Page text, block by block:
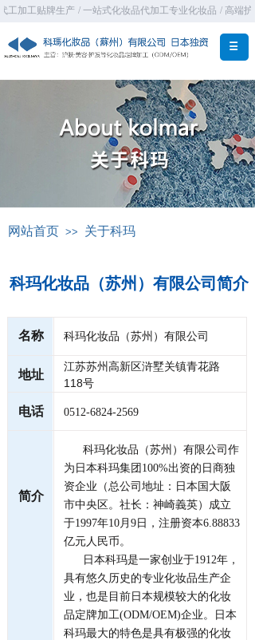
工加工贴牌生产 / 一站式化妆品代加工专业化妆品 / 高端
网站首页 >> 关于科玛
科玛化妆品（苏州）有限公司简介
名称
地址
江苏苏州高新区浒墅关镇青花路
118号
简介
0512-6824-2569
电话
科玛化妆品（苏州）有限公司作
为日本科玛集团100%出资的日商独
资企业（总公司地址：日本国大阪
市中央区。社长：神崎義英）成立
于1997年10月9日，注册资本6.88833
亿元人民币。
日本科玛是一家创业于1912年，
具有悠久历史的专业化妆品生产企
业，也是目前日本规模较大的化妆
品定牌加工(ODM/OEM)企业。日本
科玛最大的特色是具有极强的化妆
科玛化妆品（苏州）有限公司